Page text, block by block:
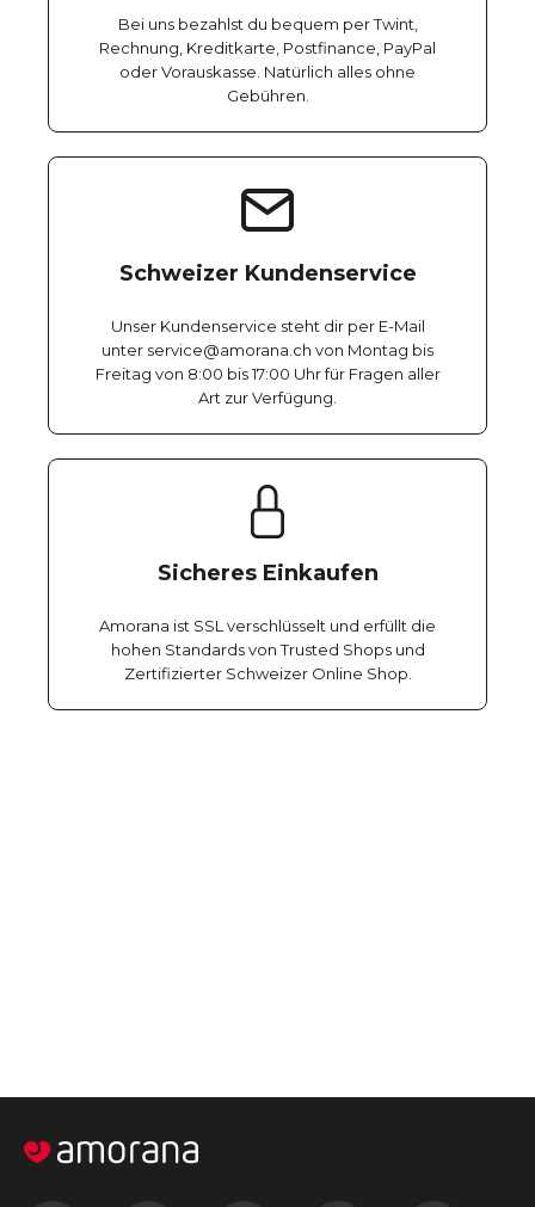
Bei uns bezahlst du bequem per Twint,
Rechnung, Kreditkarte, Postfinance, PayPal
oder Vorauskasse. Natürlich alles ohne
Gebühren.
Schweizer Kundenservice
Unser Kundenservice steht dir per E-Mail
unter service@amorana.ch von Montag bis
Freitag von 8:00 bis 17:00 Uhr für Fragen aller
Art zur Verfügung.
Sicheres Einkaufen
Amorana ist SSL verschlüsselt und erfüllt die
hohen Standards von Trusted Shops und
Zertifizierter Schweizer Online Shop.